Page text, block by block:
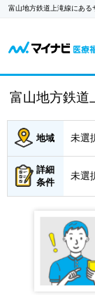
富山地方鉄道上滝線にある
富山地方鉄道
地域 未選
詳細
条件
未選